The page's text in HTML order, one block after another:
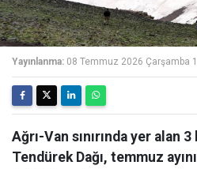
Yayınlanma: 08 Temmuz 2026 Çarşamba
Ağrı-Van sınırında yer alan 3
Tendürek Dağı, temmuz